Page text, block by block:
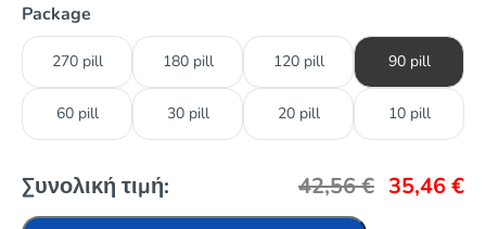
Package
270 pill 180 pill 120 pill 90 pill
60 pill 30 pill 20 pill 10 pill
Συνολική τιμή: 42,56€ 35,46€